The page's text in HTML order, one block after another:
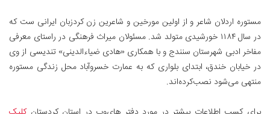
مستوره اردلان شاعر و از اولین مورخین و شاعرین زن کردزبان ایرانی ست که
در سال ۱۱۸۴ خورشیدی متولد شد. مسئولان میراث‌ فرهنگی در راستای معرفی
مفاخر ادبی شهرستان سنندج و با همکاری «‌هادی ضیاءالدینی» تندیسی از وی
در خیابان خندق، ابتدای بلواری که به عمارت خسروآباد محل زندگی مستوره
منتهی می‌شود نصب‌کرده‌اند.